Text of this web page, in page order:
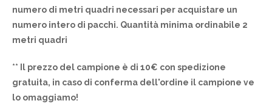
numero di metri quadri necessari per acquistare un
numero intero di pacchi. Quantità minima ordinabile 2
metri quadri
** Il prezzo del campione è di 10€ con spedizione
gratuita, in caso di conferma dell'ordine il campione ve
lo omaggiamo!